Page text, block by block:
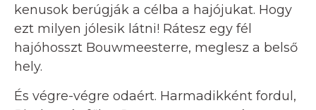
kenusok berúgják a célba a hajójukat. Hogy
ezt milyen jólesik látni! Rátesz egy fél
hajóhosszt Bouwmeesterre, meglesz a belső
hely.
És végre-végre odaért. Harmadikként fordul,